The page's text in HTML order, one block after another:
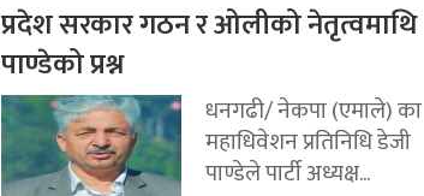
प्रदेश सरकार गठन र ओलीको नेतृत्वमाथि
पाण्डेको प्रश्न
धनगढी/ नेकपा (एमाले) का
महाधिवेशन प्रतिनिधि डेजी
पाण्डेले पार्टी अध्यक्ष...